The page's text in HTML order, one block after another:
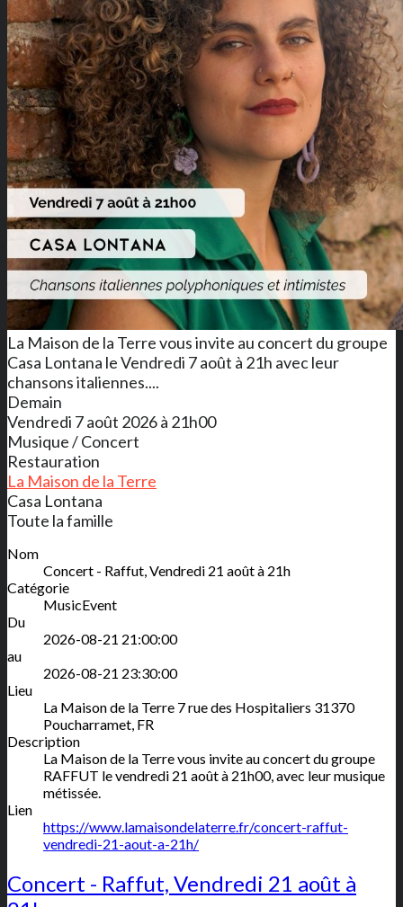
La Maison de la Terre vous invite au concert du groupe
Casa Lontana le Vendredi 7 août à 21h avec leur
chansons italiennes....
Demain
Vendredi 7 août 2026 à 21h00
Musique / Concert
Restauration
La Maison de la Terre
Casa Lontana
Toute la famille
Nom
Concert - Raffut, Vendredi 21 août à 21h
Catégorie
MusicEvent
Du
2026-08-21 21:00:00
au
2026-08-21 23:30:00
Lieu
La Maison de la Terre 7 rue des Hospitaliers 31370
Poucharramet FR
Description
La Maison de la Terre vous invite au concert du groupe
RAFFUT le vendredi 21 août à 21h00, avec leur musique
métissée.
Lien
https://www.lamaisondelaterre.fr/concert-raffut-
vendredi-21-aout-a-21h/
Concert - Raffut, Vendredi 21 août à